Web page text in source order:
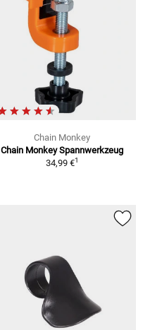
Chain Monkey
Chain Monkey Spannwerkzeug
34,99 €1